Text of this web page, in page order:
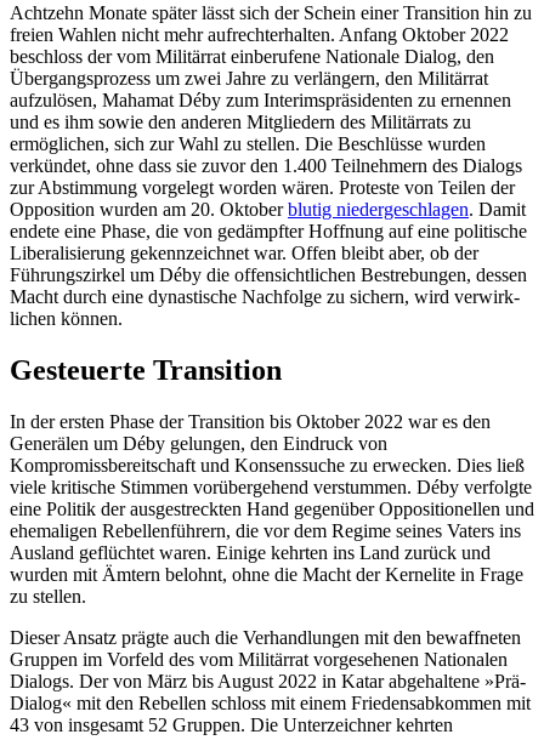
Achtzehn Monate später lässt sich der Schein einer Transition hin zu
freien Wah­len nicht mehr aufrechterhalten. Anfang Oktober 2022
beschloss der vom Militärrat einberufene Nationale Dialog, den
Über­gangsprozess um zwei Jahre zu verlängern, den Militärrat
aufzulösen, Mahamat Déby zum Interimspräsidenten zu ernennen
und es ihm sowie den anderen Mitgliedern des Militärrats zu
ermöglichen, sich zur Wahl zu stellen. Die Beschlüsse wurden
verkün­det, ohne dass sie zuvor den 1.400 Teil­nehmern des Dialogs
zur Abstimmung vor­gelegt worden wären. Proteste von Teilen der
Opposition wurden am 20. Oktoberblutig niedergeschlagen. Damit
endete eine Phase, die von gedämpfter Hoffnung auf eine politische
Liberalisierung gekennzeich­net war. Offen bleibt aber, ob der
Führungs­zirkel um Déby die offensichtlichen Bestre­bungen, dessen
Macht durch eine dynastische Nachfolge zu sichern, wird verwirk­
lichen können.
Gesteuerte Transition
In der ersten Phase der Transition bis Okto­ber 2022 war es den
Generälen um Déby gelungen, den Eindruck von
Kompromissbereitschaft und Konsenssuche zu erwecken. Dies ließ
viele kritische Stimmen vorübergehend verstummen. Déby verfolgte
eine Politik der ausgestreckten Hand gegenüber Oppositionellen und
ehemaligen Rebellen­führern, die vor dem Regime seines Vaters ins
Ausland geflüchtet waren. Einige kehr­ten ins Land zurück und
wurden mit Ämtern belohnt, ohne die Macht der Kern­elite in Frage
zu stellen.
Dieser Ansatz prägte auch die Verhandlungen mit den bewaffneten
Gruppen im Vorfeld des vom Militärrat vorgesehenen Nationalen
Dialogs. Der von März bis August 2022 in Katar abgehaltene »Prä-
Dialog« mit den Rebellen schloss mit einem Friedensabkommen mit
43 von insgesamt 52 Gruppen. Die Unterzeichner kehrten